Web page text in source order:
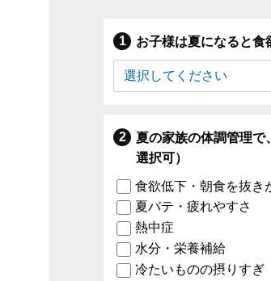
お子様は夏になると食
夏の家族の体調管理で
選択可）
食欲低下・朝食を抜き
夏バテ・疲れやすさ
熱中症
水分・栄養補給
冷たいものの摂りすぎ